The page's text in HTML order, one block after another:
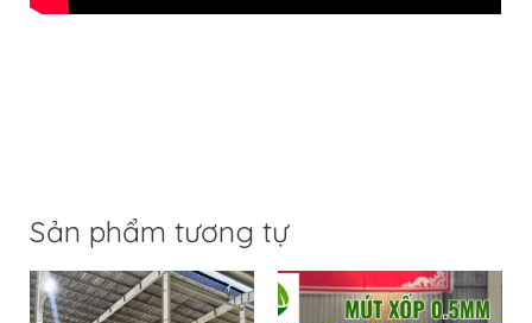
Sản phẩm tương tự